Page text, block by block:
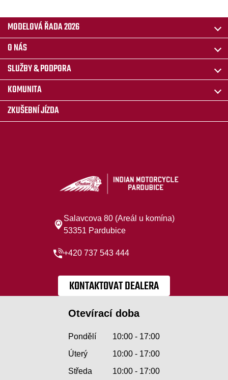
MODELOVÁ ŘADA 2026
O NÁS
SLUŽBY & PODPORA
KOMUNITA
ZKUŠEBNÍ JÍZDA
Salavcova 80 (Areál u komína)
53351 Pardubice
+420 737 543 444
KONTAKTOVAT DEALERA
Otevírací doba
Pondělí
10:00 - 17:00
Úterý
10:00 - 17:00
Středa
10:00 - 17:00